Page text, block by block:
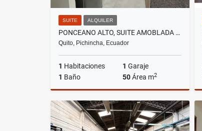
SUITE ALQUILER
PONCEANO ALTO, SUITE AMOBLADA EN RENTA, 50M2
Quito, Pichincha, Ecuador
1 Habitaciones 1 Garaje
1 Baño 50Área m2
Alquiler
US$500